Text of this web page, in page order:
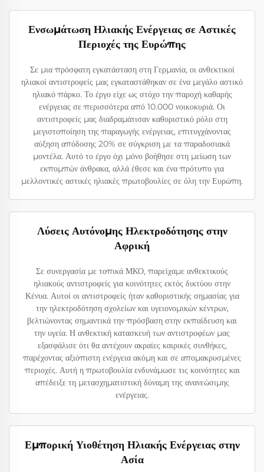
Ενσωμάτωση Ηλιακής Ενέργειας σε Αστικές
Περιοχές της Ευρώπης
Σε μια πρόσφατη εγκατάσταση στη Γερμανία, οι ανθεκτικοί
ηλιακοί αντιστροφείς μας εγκαταστάθηκαν σε ένα μεγάλο αστικό
ηλιακό πάρκο. Το έργο είχε ως στόχο την παροχή καθαρής
ενέργειας σε περισσότερα από 10.000 νοικοκυριά. Οι
αντιστροφείς μας διαδραμάτισαν καθοριστικό ρόλο στη
μεγιστοποίηση της παραγωγής ενέργειας, επιτυγχάνοντας
αύξηση απόδοσης 20% σε σύγκριση με τα παραδοσιακά
μοντέλα. Αυτό το έργο όχι μόνο βοήθησε στη μείωση των
εκπομπών άνθρακα, αλλά έθεσε και ένα πρότυπο για
μελλοντικές αστικές ηλιακές πρωτοβουλίες σε όλη την Ευρώπη.
Λύσεις Αυτόνομης Ηλεκτροδότησης στην
Αφρική
Σε συνεργασία με τοπικά ΜΚΟ, παρείχαμε ανθεκτικούς
ηλιακούς αντιστροφείς για κοινότητες εκτός δικτύου στην
Κένυα. Αυτοί οι αντιστροφείς ήταν καθοριστικής σημασίας για
την ηλεκτροδότηση σχολείων και υγειονομικών κέντρων,
βελτιώνοντας σημαντικά την πρόσβαση στην εκπαίδευση και
την υγεία. Η ανθεκτική κατασκευή των αντιστροφέων μας
εξασφάλισε ότι θα αντέχουν ακραίες καιρικές συνθήκες,
παρέχοντας αξιόπιστη ενέργεια ακόμη και σε απομακρυσμένες
περιοχές. Αυτή η πρωτοβουλία ενδυνάμωσε τις κοινότητες και
απέδειξε τη μετασχηματιστική δύναμη της ανανεώσιμης
ενέργειας.
Εμπορική Υιοθέτηση Ηλιακής Ενέργειας στην
Ασία